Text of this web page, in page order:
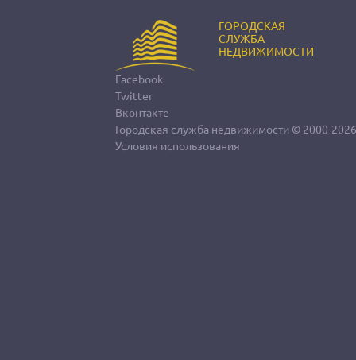
ГОРОДСКАЯ
СЛУЖБА
НЕДВИЖИМОСТИ
Facebook
Twitter
Вконтакте
Городская служба недвижимости © 2000-2026
Условия использования